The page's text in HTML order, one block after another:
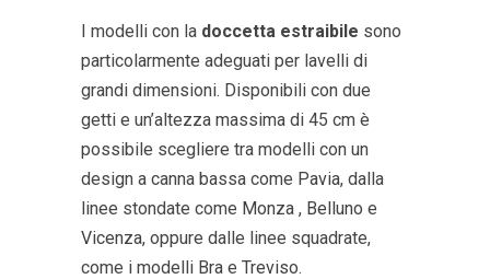
I modelli con la doccetta estraibile sono
particolarmente adeguati per lavelli di
grandi dimensioni. Disponibili con due
getti e un’altezza massima di 45 cm è
possibile scegliere tra modelli con un
design a canna bassa come Pavia, dalla
linee stondate come Monza , Belluno e
Vicenza, oppure dalle linee squadrate,
come i modelli Bra e Treviso.